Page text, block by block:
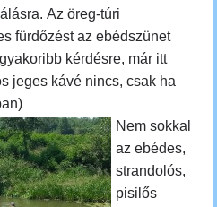
Az öreg-túri
fürdőzést az ebédszünet
kérdésre, már itt
jeges kávé nincs, csak ha
Nem sokkal
az ebédes,
strandolós,
pisilős